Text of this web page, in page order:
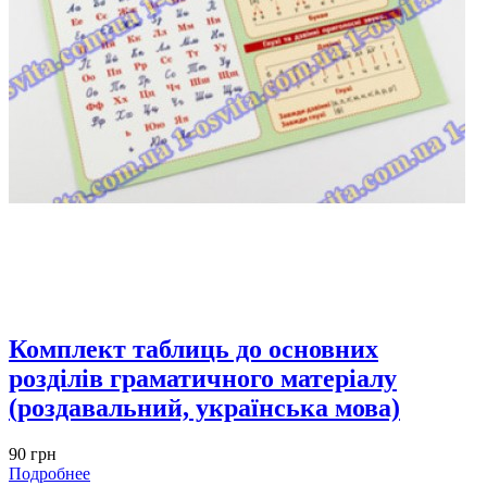
Комплект таблиць до основних
розділів граматичного матеріалу
(роздавальний, українська мова)
90 грн
Подробнее